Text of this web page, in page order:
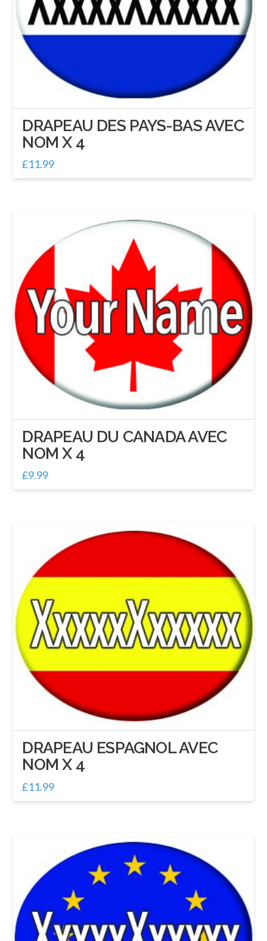
DRAPEAU DES PAYS-BAS AVEC
NOM X 4
£11.99
DRAPEAU DU CANADA AVEC
NOM X 4
£9.99
DRAPEAU ESPAGNOL AVEC
NOM X 4
£11.99